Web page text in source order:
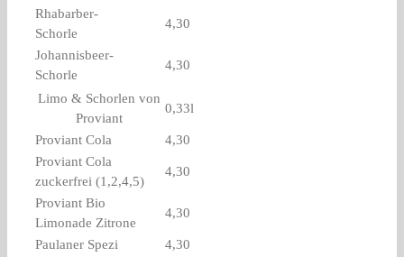
Rhabarber-
Schorle
4,30
Johannisbeer-
Schorle
4,30
Limo & Schorlen von
Proviant
0,33l
Proviant Cola
4,30
Proviant Cola
zuckerfrei (1,2,4,5)
4,30
Proviant Bio
Limonade Zitrone
4,30
Paulaner Spezi
4,30